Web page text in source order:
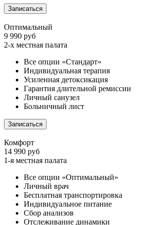
Записаться
Оптимальный
9 990 руб
2-х местная палата
Все опции «Стандарт»
Индивидуальная терапия
Усиленная детоксикация
Гарантия длительной ремиссии
Личный санузел
Больничный лист
Записаться
Комфорт
14 990 руб
1-я местная палата
Все опции «Оптимальный»
Личный врач
Бесплатная транспортировка
Индивидуальное питание
Сбор анализов
Отслеживание динамики